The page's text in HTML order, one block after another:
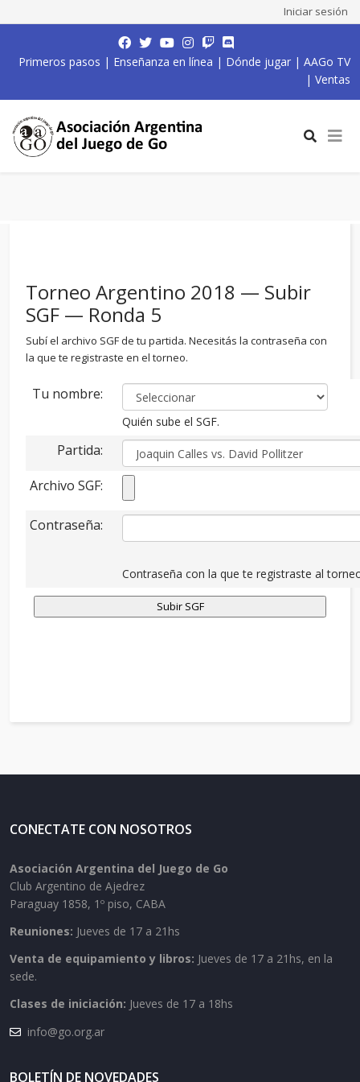
Iniciar sesión
Primeros pasos | Enseñanza en línea | Dónde jugar | AAGo TV
| Ventas
Torneo Argentino 2018 — Subir
SGF — Ronda 5
Subí el archivo SGF de tu partida. Necesitás la contraseña con
la que te registraste en el torneo.
Tu nombre:
Quién sube el SGF.
Partida:
Archivo SGF:
Contraseña:
Contraseña con la que te registraste al
CONECTATE CON NOSOTROS
Asociación Argentina del Juego de Go
Club Argentino de Ajedrez
Paraguay 1858, 1º piso, CABA
Reuniones: Jueves de 17 a 21hs
Venta de equipamiento y libros: Jueves de 17 a 21hs, en la
sede.
Clases de iniciación: Jueves de 17 a 18hs
info@go.org.ar
BOLETÍN DE NOVEDADES